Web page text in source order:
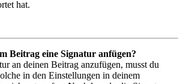
hat.
Beitrag eine Signatur anfügen?
an deinen Beitrag anzufügen, musst du
in den Einstellungen in deinem